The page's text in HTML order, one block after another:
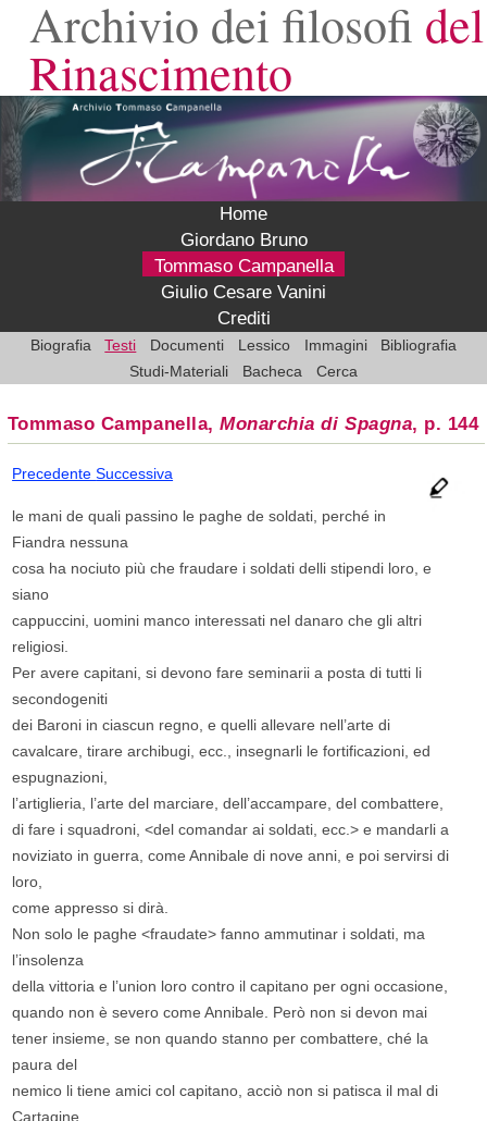
Archivio dei filosofi del
Rinascimento
Home
Giordano Bruno
Tommaso Campanella
Giulio Cesare Vanini
Crediti
Biografia Testi Documenti Lessico Immagini
Bibliografia
Studi-Materiali
Bacheca Cerca
Tommaso Campanella,Monarchia di Spagna, p. 144
PrecedenteSuccessiva
le mani de quali passino le paghe de soldati, perché in
Fiandra nessuna
cosa ha nociuto più che fraudare i soldati delli stipendi loro, e
siano
cappuccini, uomini manco interessati nel danaro che gli altri
religiosi.
Per avere capitani, si devono fare seminarii a posta di tutti li
secondogeniti
dei Baroni in ciascun regno, e quelli allevare nell’arte di
cavalcare, tirare archibugi, ecc., insegnarli le fortificazioni, ed
espugnazioni,
l’artiglieria, l’arte del marciare, dell’accampare, del combattere,
di fare i squadroni, <del comandar ai soldati, ecc.> e mandarli a
noviziato in guerra, come Annibale di nove anni, e poi servirsi di
loro,
come appresso si dirà.
Non solo le paghe <fraudate> fanno ammutinar i soldati, ma
l’insolenza
della vittoria e l’union loro contro il capitano per ogni occasione,
quando non è severo come Annibale. Però non si devon mai
tener insieme, se non quando stanno per combattere, ché la
paura del
nemico li tiene amici col capitano, acciò non si patisca il mal di
Cartagine